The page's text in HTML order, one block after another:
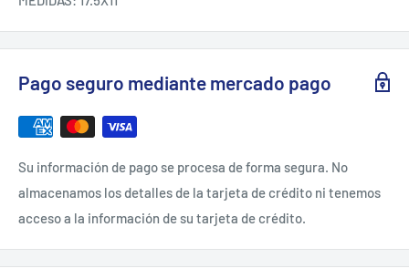
Pago seguro mediante mercado pago
Su información de pago se procesa de forma segura. No
almacenamos los detalles de la tarjeta de crédito ni tenemos
acceso a la información de su tarjeta de crédito.